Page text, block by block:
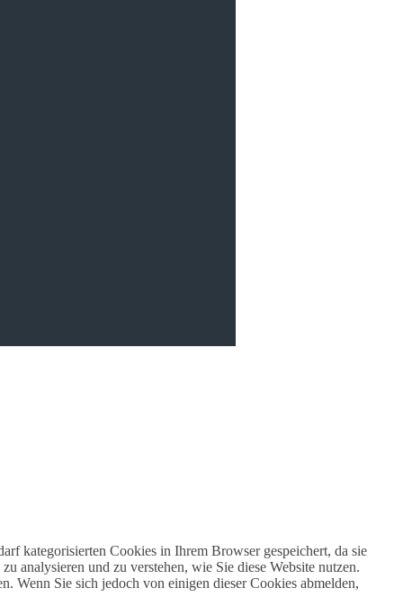
kategorisierten Cookies in Ihrem Browser gespeichert, da sie
analysieren und zu verstehen, wie Sie diese Website nutzen.
Wenn Sie sich jedoch von einigen dieser Cookies abmelden,